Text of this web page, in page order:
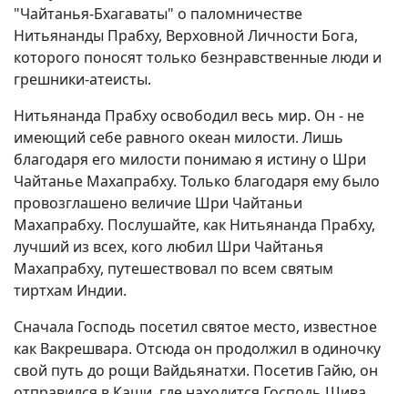
"Чайтанья-Бхагаваты" о паломничестве
Нитьянанды Прабху, Верховной Личности Бога,
которого поносят только безнравственные люди и
грешники-атеисты.
Нитьянанда Прабху освободил весь мир. Он - не
имеющий себе равного океан милости. Лишь
благодаря его милости понимаю я истину о Шри
Чайтанье Махапрабху. Только благодаря ему было
провозглашено величие Шри Чайтаньи
Махапрабху. Послушайте, как Нитьянанда Прабху,
лучший из всех, кого любил Шри Чайтанья
Махапрабху, путешествовал по всем святым
тиртхам Индии.
Сначала Господь посетил святое место, известное
как Вакрешвара. Отсюда он продолжил в одиночку
свой путь до рощи Вайдьянатхи. Посетив Гайю, он